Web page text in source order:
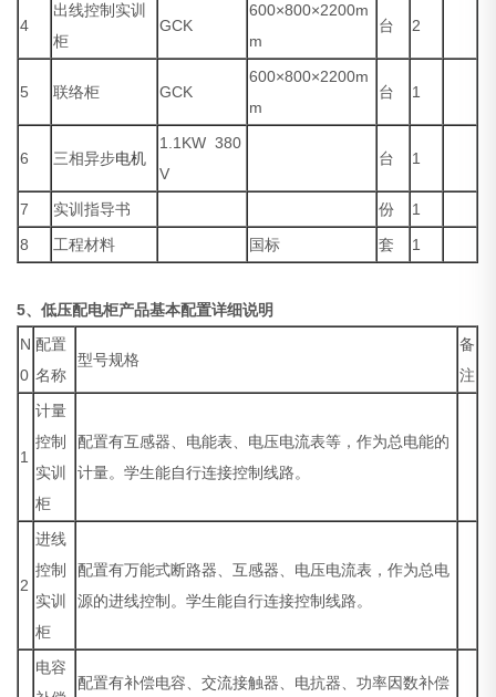
4
出线控制实训
柜
GCK
600×800×2200m
m
台 2
5 联络柜 GCK
600×800×2200m
m
台 1
6 三相异步电机
1.1KW 380
V
台 1
7 实训指导书 份
1
8
工程材料 国标 套 1
5、低压配电柜产品基本配置详细说明
N
0
配置
名称
型号规格
备
注
1
计量
控制
实训
柜
配置有互感器、电能表、电压电流表等，作为总电能的
计量。学生能自行连接控制线路。
2
进线
控制
实训
柜
配置有万能式断路器、互感器、电压电流表，作为总电
源的进线控制。学生能自行连接控制线路。
电容
配置有补偿电容、交流接触器、电抗器、功率因数补偿